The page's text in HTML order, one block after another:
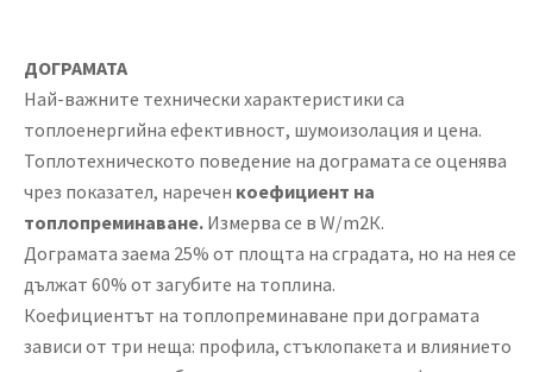
ДОГРАМАТА
Най-важните технически характеристики са
топлоенергийна ефективност, шумоизолация и цена.
Топлотехническото поведение на дограмата се оценява
чрез показател, наречен коефициент на
топлопреминаване. Измерва се в W/m2К.
Дограмата заема 25% от площта на сградата, но на нея се
дължат 60% от загубите на топлина.
Коефициентът на топлопреминаване при дограмата
зависи от три неща: профила, стъклопакета и влиянието